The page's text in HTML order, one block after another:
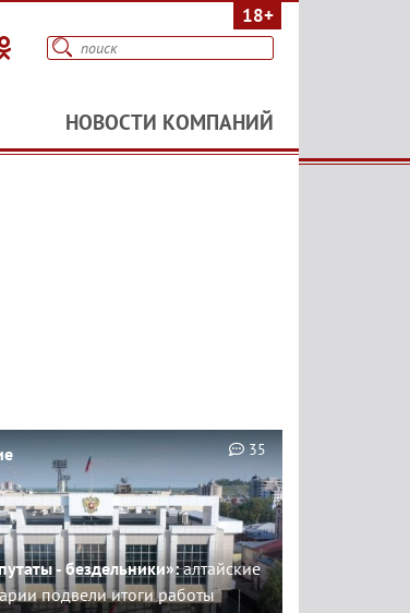
18+
НОВОСТИ КОМПАНИЙ
- бездельники»:алтайские
подвели итоги работы
35